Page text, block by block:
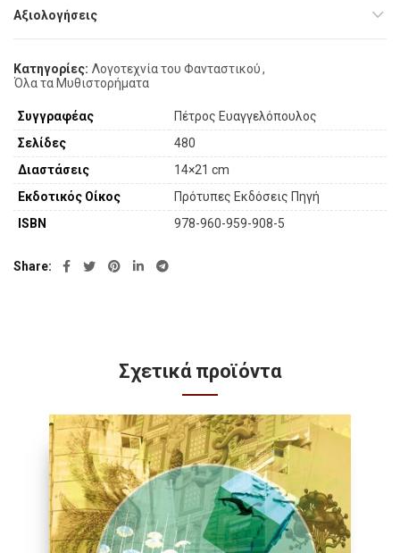
Αξιολογήσεις
Κατηγορίες: Λογοτεχνία του Φανταστικού,
Όλα τα Μυθιστορήματα
Συγγραφέας
Πέτρος Ευαγγελόπουλος
Σελίδες
480
Διαστάσεις
14×21 cm
Εκδοτικός Οίκος
Πρότυπες Εκδόσεις Πηγή
ISBN
978-960-959-908-5
Share
Σχετικά προϊόντα